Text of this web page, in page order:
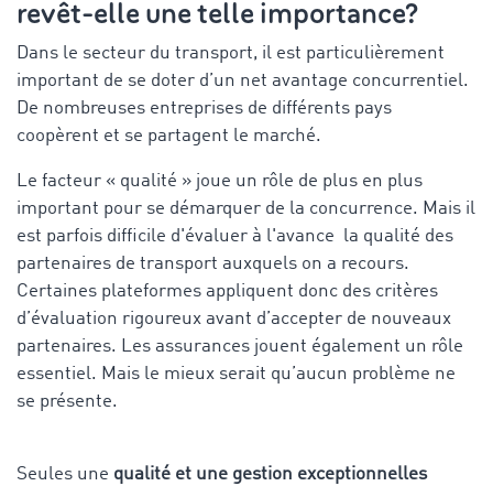
revêt-elle une telle importance?
Dans le secteur du transport, il est particulièrement
important de se doter d’un net avantage concurrentiel.
De nombreuses entreprises de différents pays
coopèrent et se partagent le marché.
Le facteur « qualité » joue un rôle de plus en plus
important pour se démarquer de la concurrence. Mais il
est parfois difficile d'évaluer à l'avance la qualité des
partenaires de transport auxquels on a recours.
Certaines plateformes appliquent donc des critères
d’évaluation rigoureux avant d’accepter de nouveaux
partenaires. Les assurances jouent également un rôle
essentiel. Mais le mieux serait qu’aucun problème ne
se présente.
Seules une qualité et une gestion exceptionnelles